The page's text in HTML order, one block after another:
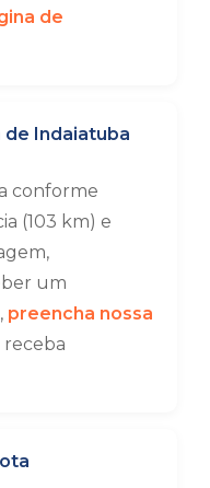
de
de Indaiatuba
conforme
(103 km) e
um
preencha nossa
receba